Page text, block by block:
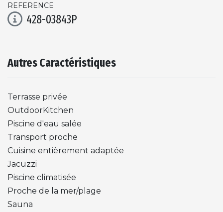
REFERENCE
428-03843P
Autres Caractéristiques
Terrasse privée
OutdoorKitchen
Piscine d'eau salée
Transport proche
Cuisine entièrement adaptée
Jacuzzi
Piscine climatisée
Proche de la mer/plage
Sauna